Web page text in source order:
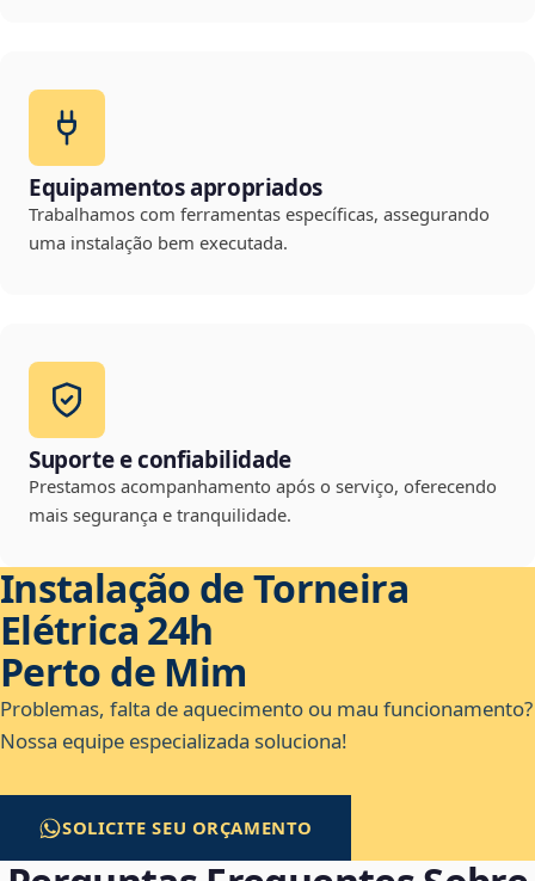
Equipamentos apropriados
Trabalhamos com ferramentas específicas, assegurando
uma instalação bem executada.
Suporte e confiabilidade
Prestamos acompanhamento após o serviço, oferecendo
mais segurança e tranquilidade.
Instalação de Torneira
Elétrica 24h
Perto de Mim
Problemas, falta de aquecimento ou mau funcionamento?
Nossa equipe especializada soluciona!
SOLICITE SEU ORÇAMENTO